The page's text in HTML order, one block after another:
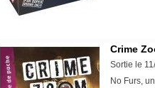
Crime
Sortie le
No Furs,